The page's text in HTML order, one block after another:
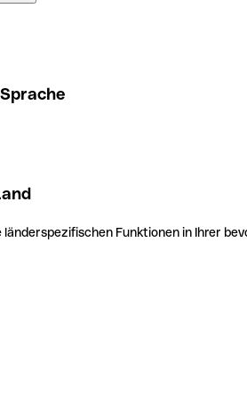
länderspezifischen Funktionen in Ihrer